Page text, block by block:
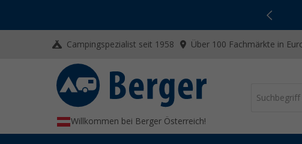
Campingspezialist seit 1958 Über 100 Fachmärkte in
Willkommen bei Berger Österreich!